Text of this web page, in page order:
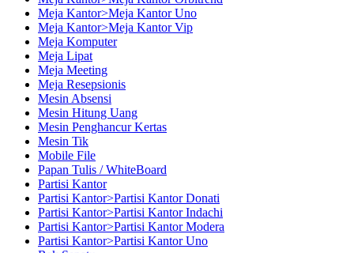
Meja Kantor>Meja Kantor Uno
Meja Kantor>Meja Kantor Vip
Meja Komputer
Meja Lipat
Meja Meeting
Meja Resepsionis
Mesin Absensi
Mesin Hitung Uang
Mesin Penghancur Kertas
Mesin Tik
Mobile File
Papan Tulis / WhiteBoard
Partisi Kantor
Partisi Kantor>Partisi Kantor Donati
Partisi Kantor>Partisi Kantor Indachi
Partisi Kantor>Partisi Kantor Modera
Partisi Kantor>Partisi Kantor Uno